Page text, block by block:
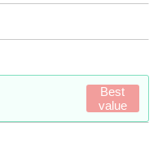
Best
value